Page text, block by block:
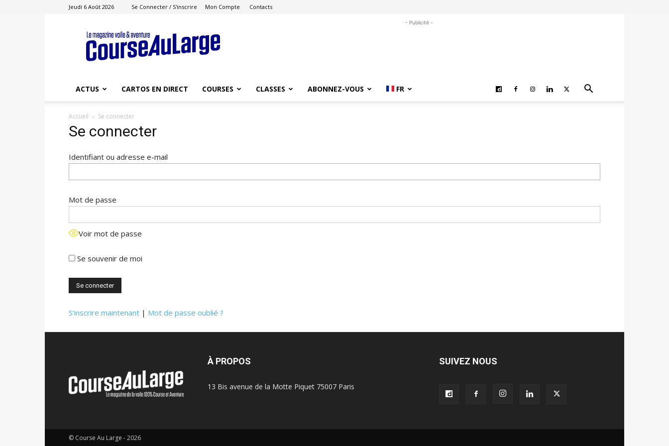
Jeudi 6 Août 2026 Se Connecter / S'inscrire Mon Compte Contacts
Course
au
Large
- Publicité -
ACTUS CARTOS EN DIRECT COURSES CLASSES ABONNEZ-VOUS FR
Accueil Se connecter
Se connecter
Identifiant ou adresse e-mail
Mot de passe
Voir mot de passe
Se souvenir de moi
S’inscrire maintenant | Mot de passe oublié ?
À PROPOS
13 Bis avenue de la Motte Piquet 75007 Paris
SUIVEZ NOUS
© Course Au Large - 2026